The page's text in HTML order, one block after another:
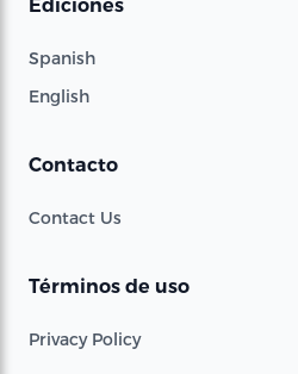
Ediciones
Spanish
English
Contacto
Contact Us
Términos de uso
Privacy Policy